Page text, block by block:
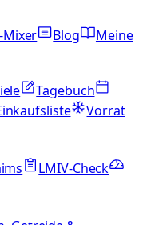
Blog
Meine
Tagebuch
Vorrat
LMIV-Check